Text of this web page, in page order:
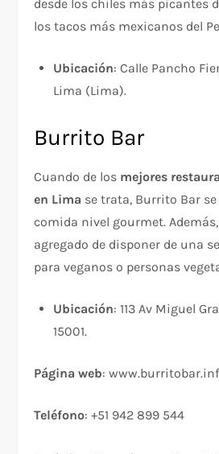
desde los chiles más picantes
los tacos más mexicanos del
Ubicación: Calle Pancho
Lima (Lima).
Burrito Bar
Cuando de los mejores
en Lima se trata, Burrito Bar
comida nivel gourmet.
agregado de disponer de una
para veganos o personas
Ubicación: 113 Av Miguel
15001.
Página web:
Teléfono: +51 942 899 544